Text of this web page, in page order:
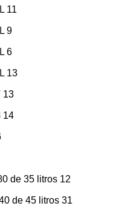
11
9
6
13
13
14
de 35 litros 12
de 45 litros 31